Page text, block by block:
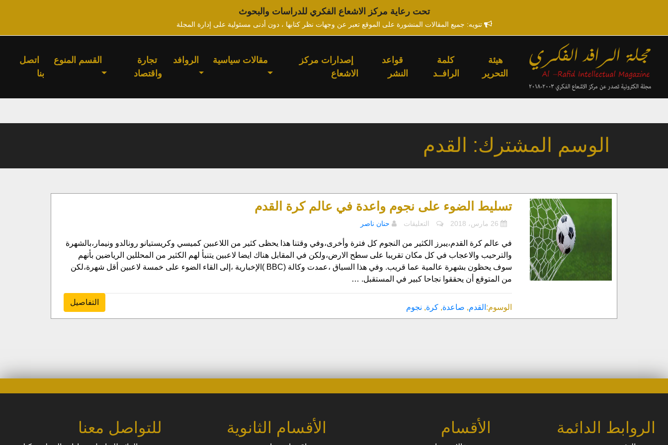
تحت رعاية مركز الاشعاع الفكري للدراسات والبحوث
تنويه: جميع المقالات المنشورة على الموقع تعبر عن وجهات نظر كتابها ، دون أدنى مسئولية على إدارة المجلة
هيئة
التحرير
كلمة
الرافــد
قواعد
النشر
إصدارات مركز
الاشعاع
مقالات سياسية الروافد
تجارة
واقتصاد
القسم المنوع
اتصل
بنا
الوسم المشترك: القدم
تسليط الضوء على نجوم واعدة في عالم كرة القدم
التعليقات
على
الضوء
على
واعدة
في
عالم
حنان ناصر
في عالم كرة القدم،يبرز الكثير من النجوم كل فترة وأخرى،وفي وقتنا هذا يحظى كثير من اللاعبين كميسي وكريستيانو رونالدو ونيمار،بالشهرة
والترحيب والاعجاب في كل مكان تقريبا على سطح الارض،ولكن في المقابل هناك ايضا لاعبين يتنبأ لهم الكثير من المحللين الرياضين بأنهم
سوف يحظون بشهرة عالمية عما قريب. وفي هذا السياق ،عمدت وكالة (BBC )الإخبارية ،إلى القاء الضوء على خمسة لاعبين أقل شهرة،لكن
من المتوقع أن يحققوا نجاحا كبير في المستقبل. …
التفاصيل
الوسوم: القدم, صاعدة,كرة, نجوم
الروابط الدائمة الأقسام الأقسام الثانوية للتواصل معنا